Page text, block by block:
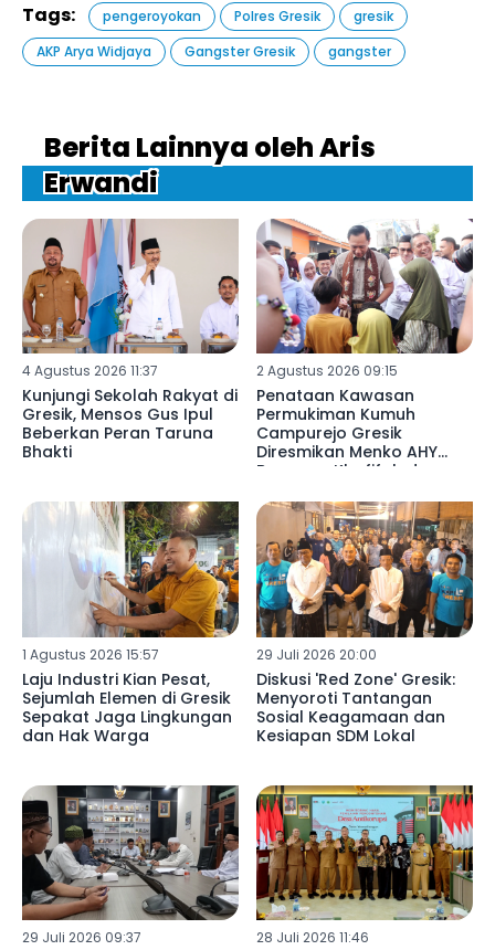
Tags: pengeroyokan Polres Gresik
gresik
AKP Arya Widjaya
Gangster Gresik gangster
Berita Lainnya oleh Aris
Erwandi
4 Agustus 2026 11:37
Kunjungi Sekolah Rakyat di
Gresik, Mensos Gus Ipul
Beberkan Peran Taruna
Bhakti
2 Agustus 2026 09:15
Penataan Kawasan
Permukiman Kumuh
Campurejo Gresik
Diresmikan Menko AHY
Bersama Khofifah dan
1 Agustus 2026 15:57
Laju Industri Kian Pesat,
Sejumlah Elemen di Gresik
Sepakat Jaga Lingkungan
dan Hak Warga
29 Juli 2026 20:00
Diskusi 'Red Zone' Gresik:
Menyoroti Tantangan
Sosial Keagamaan dan
Kesiapan SDM Lokal
29 Juli 2026 09:37 28 Juli 2026 11:46